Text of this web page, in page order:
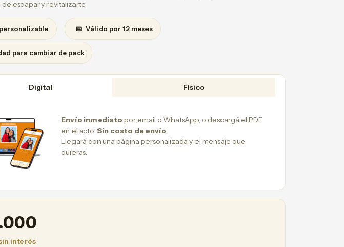
escapar y revitalizarte.
📅 Válido por 12 meses
para cambiar de pack
Digital Físico
Envío inmediato por email o WhatsApp, o descargá el PDF
en el acto. Sin costo de envío
Llegará con una página personalizada y el mensaje que
quieras.
interés